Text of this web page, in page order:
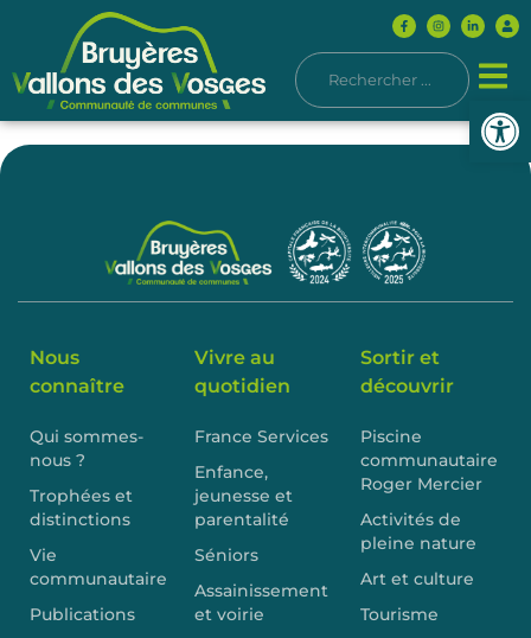
Ouvrir
Nous
connaître
Qui sommes-
nous ?
Trophées et
distinctions
Vie
communautaire
Publications
Vivre au
quotidien
France Services
Enfance,
jeunesse et
parentalité
Séniors
Assainissement
et voirie
Sortir et
découvrir
Piscine
communautaire
Roger Mercier
Activités de
pleine nature
Art et culture
Tourisme